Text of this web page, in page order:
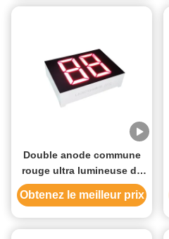
température
Double anode commune
rouge ultra lumineuse de
l'affichage à LED de
segment du chiffre 7
0.79inch pour le chauffe-
eau
Obtenez le meilleur prix